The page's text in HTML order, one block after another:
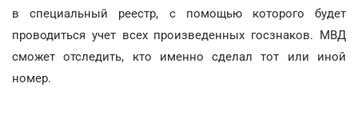
в специальный реестр, с помощью которого будет
проводиться учет всех произведенных госзнаков. МВД
сможет отследить, кто именно сделал тот или иной
номер.